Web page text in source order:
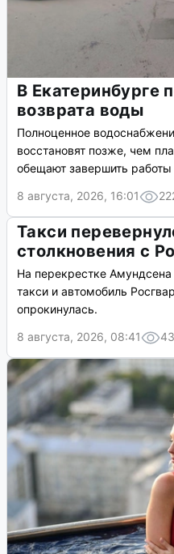
В Екатеринбурге
возврата воды
Полноценное
восстановят позже, чем
обещают завершить работы
8 августа, 2026, 16:01
Такси
столкновения с
На перекрестке
такси и автомобиль
опрокинулась.
8 августа, 2026, 08:41
43